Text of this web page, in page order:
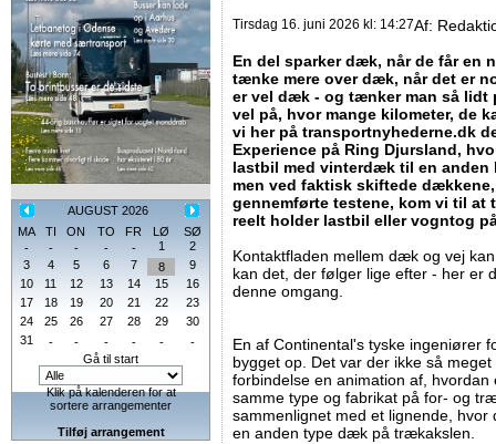
AUGUST 2026
MA
TI ON TO FR LØ
SØ
-
- - - - 1
2
3
4 5 6 7 8
9
10
11 12 13 14 15
16
17
18 19 20 21 22
23
24
25 26 27 28 29
30
31
- - - - -
-
Gå til start
Klik på kalenderen for at
sortere arrangementer
Tilføj arrangement
Tirsdag 16. juni 2026 kl: 14:27Af:
En del sparker dæk, når de får en
tænke mere over dæk, når det er
er vel dæk - og tænker man så
vel på, hvor mange kilometer, de
vi her på transportnyhederne.dk
Experience på Ring Djursland,
lastbil med vinterdæk til en
men ved faktisk skiftede
gennemførte testene, kom vi til at
reelt holder lastbil eller vogntog
Kontaktfladen mellem dæk og vej
kan det, der følger lige efter - her er
denne omgang.
En af Continental's tyske ingeniører
bygget op. Det var der ikke så
forbindelse en animation af,
samme type og fabrikat på for- og
sammenlignet med et lignende,
en anden type dæk på trækakslen.